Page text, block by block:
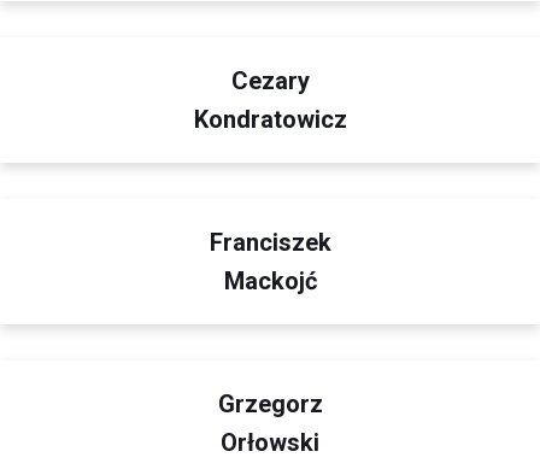
Cezary
Kondratowicz
Franciszek
Mackojć
Grzegorz
Orłowski